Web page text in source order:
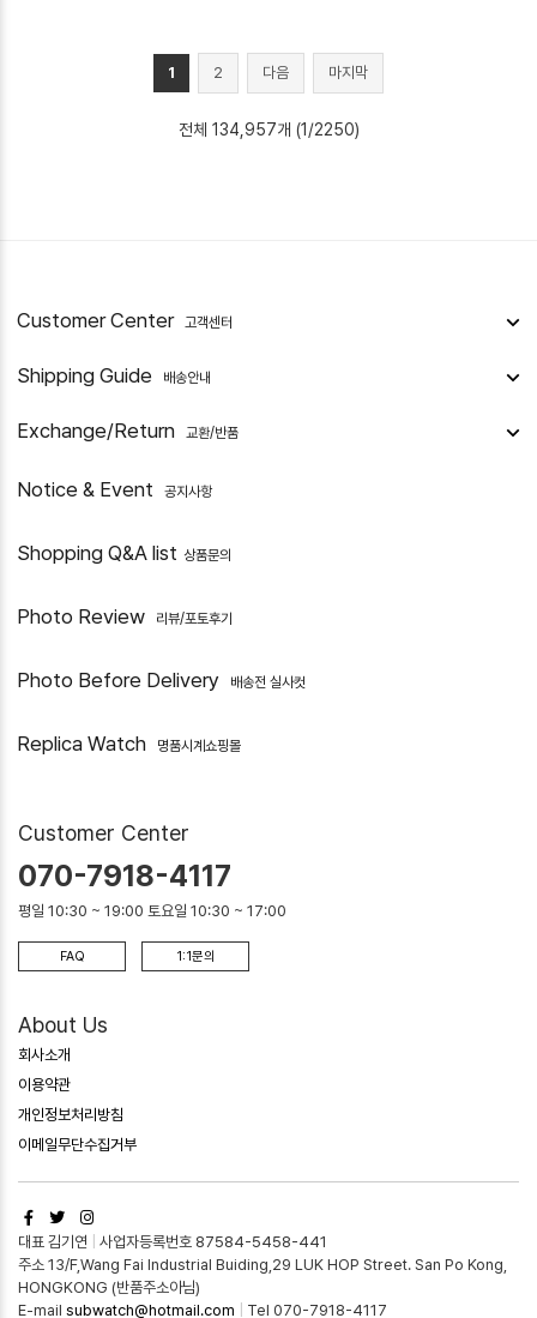
1 2 다음 마지막
전체 134,957개 (1/2250)
Customer Center 고객센터
Shipping Guide 배송안내
Exchange/Return 교환/반품
Notice & Event 공지사항
Shopping Q&A list 상품문의
Photo Review 리뷰/포토후기
Photo Before Delivery 배송전 실사컷
Replica Watch 명품시계쇼핑몰
Customer Center
070-7918-4117
평일 10:30 ~ 19:00 토요일 10:30 ~ 17:00
FAQ 1:1문의
About Us
회사소개
이용약관
개인정보처리방침
이메일무단수집거부
대표 김기연
사업자등록번호 87584-5458-441
주소 13/F,Wang Fai Industrial Buiding,29 LUK HOP Street. San Po Kong,
HONGKONG (반품주소아님)
E-mail subwatch@hotmail.com Tel 070-7918-4117